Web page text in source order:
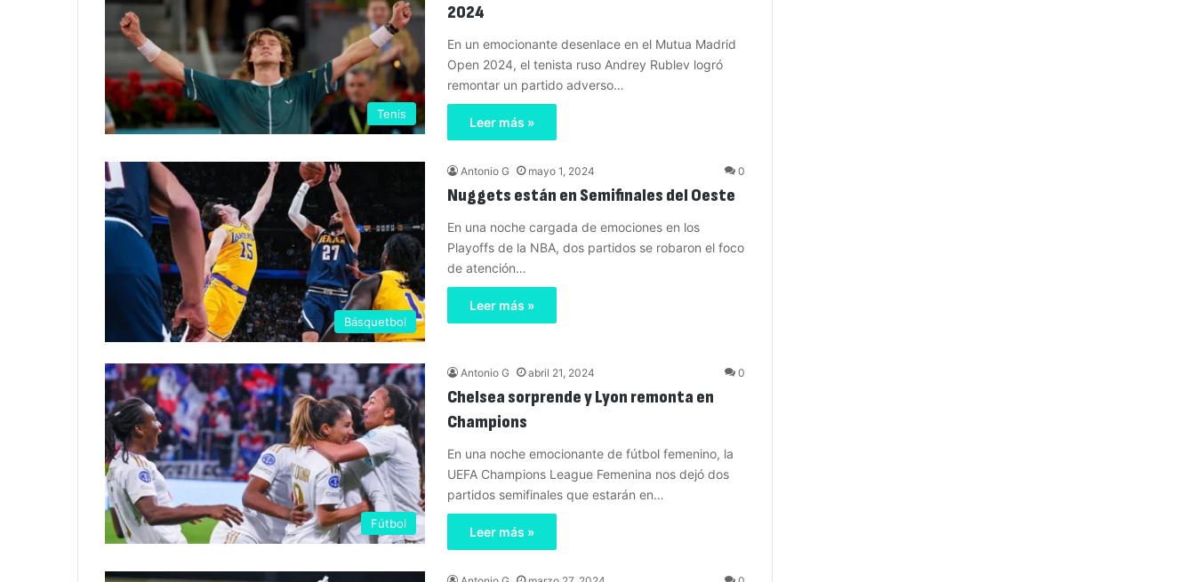
Tenis
2024
En un emocionante desenlace en el Mutua Madrid
Open 2024, el tenista ruso Andrey Rublev logró
remontar un partido adverso…
Leer más »
Básquetbol
Antonio G mayo 1, 2024 0
Nuggets están en Semifinales del Oeste
En una noche cargada de emociones en los
Playoffs de la NBA, dos partidos se robaron el foco
de atención…
Leer más »
Fútbol
Antonio G abril 21, 2024 0
Chelsea sorprende y Lyon remonta en
Champions
En una noche emocionante de fútbol femenino, la
UEFA Champions League Femenina nos dejó dos
partidos semifinales que estarán en…
Leer más »